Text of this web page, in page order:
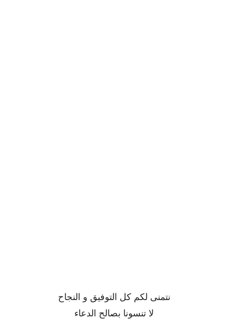
نتمنى لكم كل التوفيق و النجاح
لا تنسونا بصالح الدعاء